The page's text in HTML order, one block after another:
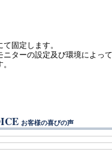
固定します。
ニターの設定及び環境によっ
お客様の喜びの声